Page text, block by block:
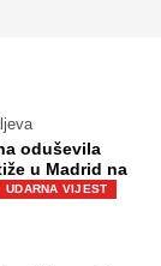
oduševila
u Madrid na
UDARNA VIJEST